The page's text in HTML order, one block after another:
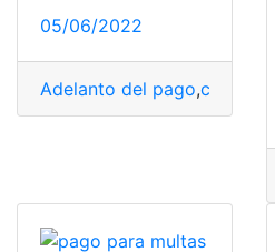
05/06/2022
Adelanto del pago,canales